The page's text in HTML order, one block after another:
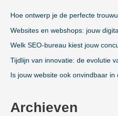
r
:
Hoe ontwerp je de perfecte
Websites en webshops: jouw
Welk SEO-bureau kiest jouw
Tijdlijn van innovatie: de evolutie
Is jouw website ook onvindbaar
Archieven